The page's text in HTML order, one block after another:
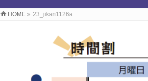
HOME » 23_jikan1126a